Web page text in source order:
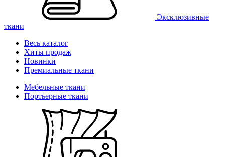
Эксклюзивные
ткани
Весь каталог
Хиты продаж
Новинки
Премиальные ткани
Мебельные ткани
Портьерные ткани